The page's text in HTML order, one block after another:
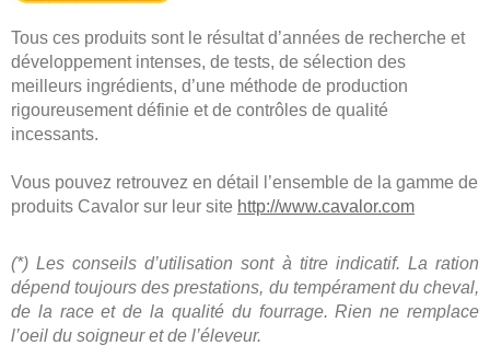
Tous ces produits sont le résultat d’années de recherche et
développement intenses, de tests, de sélection des
meilleurs ingrédients, d’une méthode de production
rigoureusement définie et de contrôles de qualité
incessants.
Vous pouvez retrouvez en détail l’ensemble de la gamme de
produits Cavalor sur leur site http://www.cavalor.com
(*) Les conseils d’utilisation sont à titre indicatif. La ration
dépend toujours des prestations, du tempérament du cheval,
de la race et de la qualité du fourrage. Rien ne remplace
l’oeil du soigneur et de l’éleveur.